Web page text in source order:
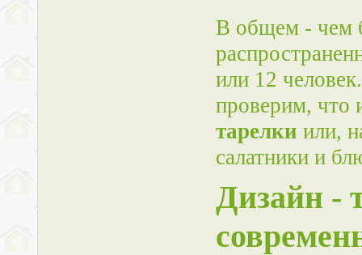
В общем - чем
или 12
проверим, что
тарелки или,
салатники и
Дизайн -